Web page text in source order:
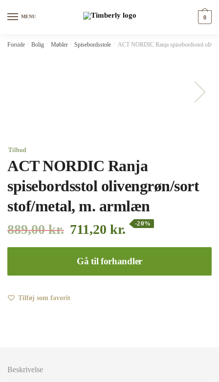
MENU 0
Forside Bolig Møbler Spisebordsstole ACT NORDIC Ranja spisebordsstol
Tilbud
ACT NORDIC Ranja
spisebordsstol olivengrøn/sort
stof/metal, m. armlæn
889,00kr. 711,20 kr. -20%
Gå til forhandler
Tilføj som favorit
Beskrivelse